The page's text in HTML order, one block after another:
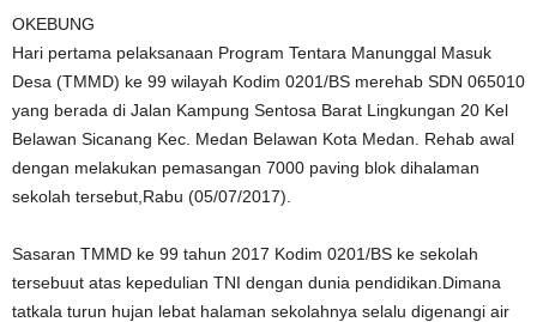
OKEBUNG
Hari pertama pelaksanaan Program Tentara Manunggal Masuk
Desa (TMMD) ke 99 wilayah Kodim 0201/BS merehab SDN 065010
yang berada di Jalan Kampung Sentosa Barat Lingkungan 20 Kel
Belawan Sicanang Kec. Medan Belawan Kota Medan. Rehab awal
dengan melakukan pemasangan 7000 paving blok dihalaman
sekolah tersebut,Rabu (05/07/2017).
Sasaran TMMD ke 99 tahun 2017 Kodim 0201/BS ke sekolah
tersebuut atas kepedulian TNI dengan dunia pendidikan.Dimana
tatkala turun hujan lebat halaman sekolahnya selalu digenangi air